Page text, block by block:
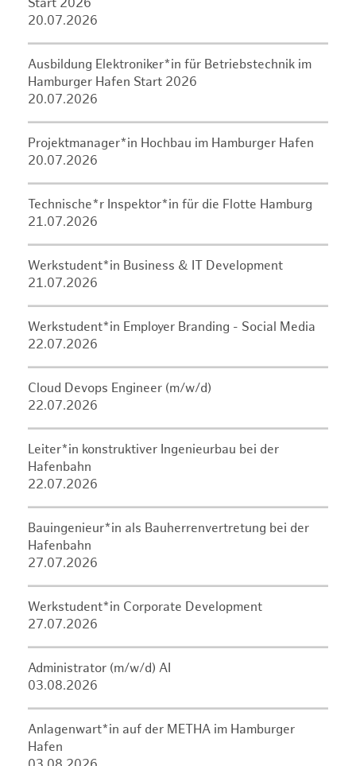
Start 2026
20.07.2026
Ausbildung Elektroniker*in für Betriebstechnik im
Hamburger Hafen Start 2026
20.07.2026
Projektmanager*in Hochbau im Hamburger Hafen
20.07.2026
Technische*r Inspektor*in für die Flotte Hamburg
21.07.2026
Werkstudent*in Business & IT Development
21.07.2026
Werkstudent*in Employer Branding - Social Media
22.07.2026
Cloud Devops Engineer (m/w/d)
22.07.2026
Leiter*in konstruktiver Ingenieurbau bei der
Hafenbahn
22.07.2026
Bauingenieur*in als Bauherrenvertretung bei der
Hafenbahn
27.07.2026
Werkstudent*in Corporate Development
27.07.2026
Administrator (m/w/d) AI
03.08.2026
Anlagenwart*in auf der METHA im Hamburger
Hafen